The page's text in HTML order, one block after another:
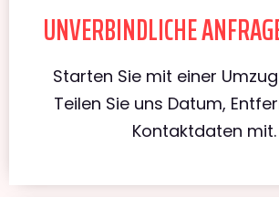
UNVERBINDLICHE
Starten Sie mit einer
Teilen Sie uns Datum,
Kontaktdaten mit.